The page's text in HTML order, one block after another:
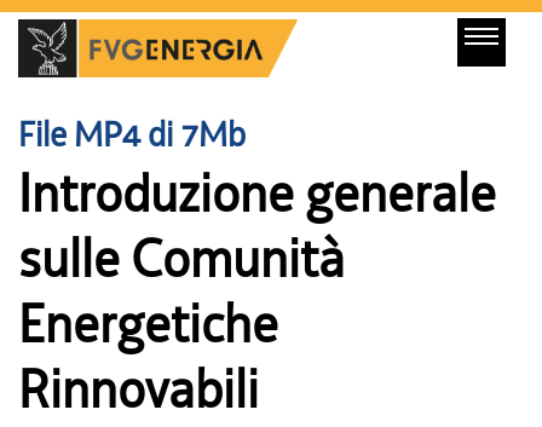
File MP4 di 7Mb:
Introduzione generale
sulle Comunità
Energetiche
Rinnovabili